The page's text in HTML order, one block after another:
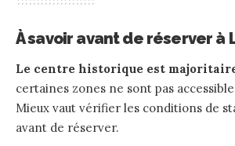
À savoir avant de réserver à
Le centre historique est
certaines zones ne sont pas
Mieux vaut vérifier les conditions de
avant de réserver.